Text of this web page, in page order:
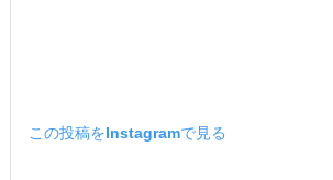
この投稿をInstagramで見る